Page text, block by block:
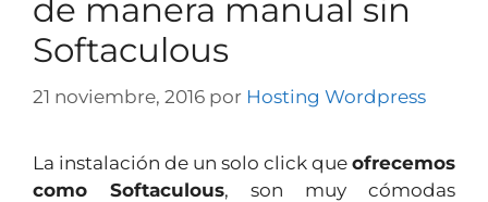
de manera manual sin
Softaculous
21 noviembre, 2016 por Hosting Wordpress
La instalación de un solo click que ofrecemos
como Softaculous, son muy cómodas